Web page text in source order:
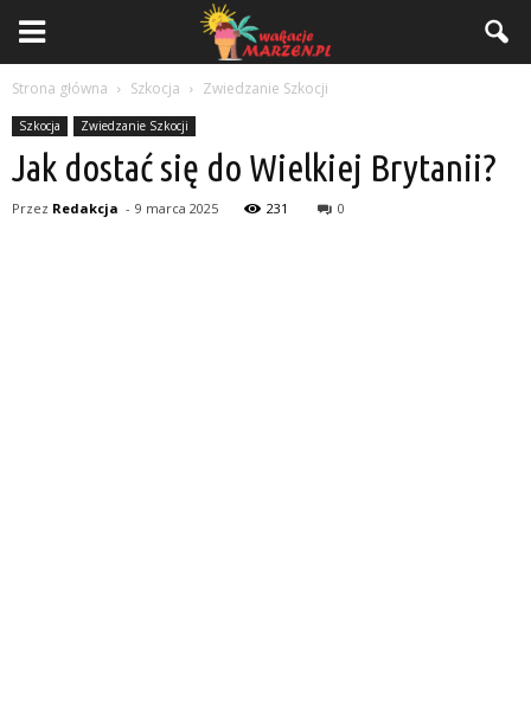
Strona główna Szkocja Zwiedzanie Szkocji
Szkocja Zwiedzanie Szkocji
Jak dostać się do Wielkiej Brytanii?
Przez Redakcja - 9 marca 2025 231 0